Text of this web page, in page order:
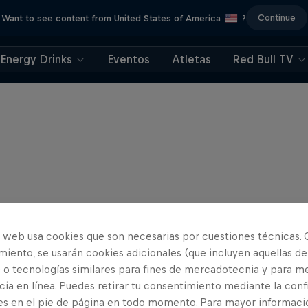
Want to see content from United States of America ? Continue
Energy Drinks Eventos Atletas Red Bull TV
web usa cookies que son necesarias por cuestiones técnicas.
se usarán cookies adicionales (que incluyen aquellas de
tecnologías similares para fines de mercadotecnia y para
en línea. Puedes retirar tu consentimiento mediante la
en el pie de página en todo momento. Para mayor